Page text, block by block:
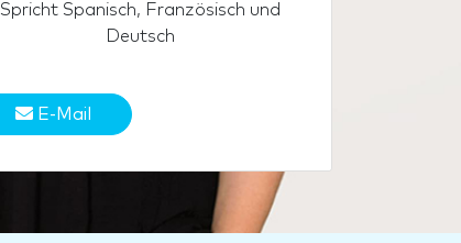
Spricht Spanisch, Französisch und
Deutsch
E-Mail